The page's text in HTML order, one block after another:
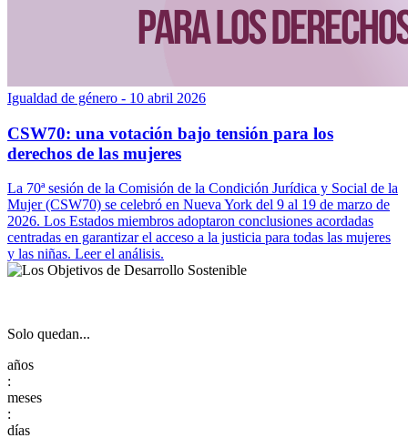
Igualdad de género - 10 abril 2026
CSW70: una votación bajo tensión para los
derechos de las mujeres
La 70ª sesión de la Comisión de la Condición Jurídica y Social de la
Mujer (CSW70) se celebró en Nueva York del 9 al 19 de marzo de
2026. Los Estados miembros adoptaron conclusiones acordadas
centradas en garantizar el acceso a la justicia para todas las mujeres
y las niñas. Leer el análisis.
Solo quedan...
:
: